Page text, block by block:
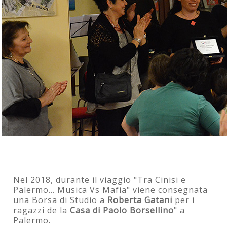
Nel 2018, durante il viaggio "Tra Cinisi e
Palermo... Musica Vs Mafia" viene consegnata
una Borsa di Studio a Roberta Gatani per i
ragazzi de laCasa di Paolo Borsellino" a
Palermo.